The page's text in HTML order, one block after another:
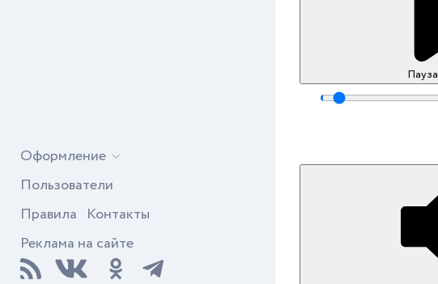
Оформление
Пользователи
Правила Контакты
Реклама на сайте
Пауза